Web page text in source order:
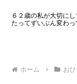
６２歳の私が大切に
たってずいぶん変わっ
ホーム お